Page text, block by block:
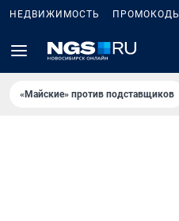
НЕДВИЖИМОСТЬ ПРОМОКОДЫ
«Майские» против подставщиков